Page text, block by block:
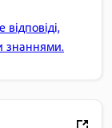
знаннями.